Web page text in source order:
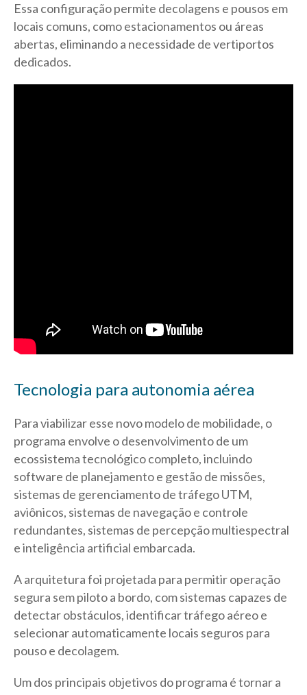
Essa configuração permite decolagens e pousos em
locais comuns, como estacionamentos ou áreas
abertas, eliminando a necessidade de vertiportos
dedicados.
Tecnologia para autonomia aérea
Para viabilizar esse novo modelo de mobilidade, o
programa envolve o desenvolvimento de um
ecossistema tecnológico completo, incluindo
software de planejamento e gestão de missões,
sistemas de gerenciamento de tráfego UTM,
aviônicos, sistemas de navegação e controle
redundantes, sistemas de percepção multiespectral
e inteligência artificial embarcada.
A arquitetura foi projetada para permitir operação
segura sem piloto a bordo, com sistemas capazes de
detectar obstáculos, identificar tráfego aéreo e
selecionar automaticamente locais seguros para
pouso e decolagem.
Um dos principais objetivos do programa é tornar a